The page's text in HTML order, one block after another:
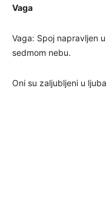
Vaga
Vaga: Spoj napravljen
sedmom nebu.
Oni su zaljubljeni u